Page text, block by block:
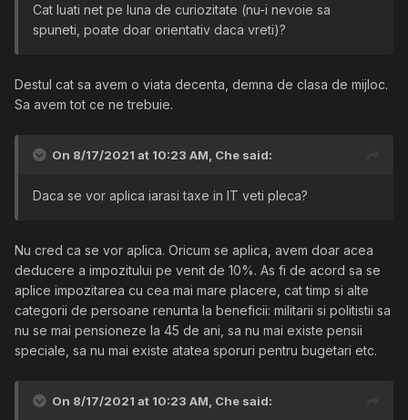
Cat luati net pe luna de curiozitate (nu-i nevoie sa
spuneti, poate doar orientativ daca vreti)?
Destul cat sa avem o viata decenta, demna de clasa de mijloc.
Sa avem tot ce ne trebuie.
On 8/17/2021 at 10:23 AM, Che said:
Daca se vor aplica iarasi taxe in IT veti pleca?
Nu cred ca se vor aplica. Oricum se aplica, avem doar acea
deducere a impozitului pe venit de 10%. As fi de acord sa se
aplice impozitarea cu cea mai mare placere, cat timp si alte
categorii de persoane renunta la beneficii: militarii si politistii sa
nu se mai pensioneze la 45 de ani, sa nu mai existe pensii
speciale, sa nu mai existe atatea sporuri pentru bugetari etc.
On 8/17/2021 at 10:23 AM, Che said: